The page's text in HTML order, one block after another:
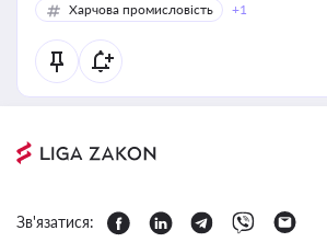
Харчова промисловість
+1
Зв'язатися: